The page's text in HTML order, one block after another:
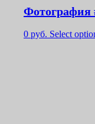
Фотография
0 руб. Select